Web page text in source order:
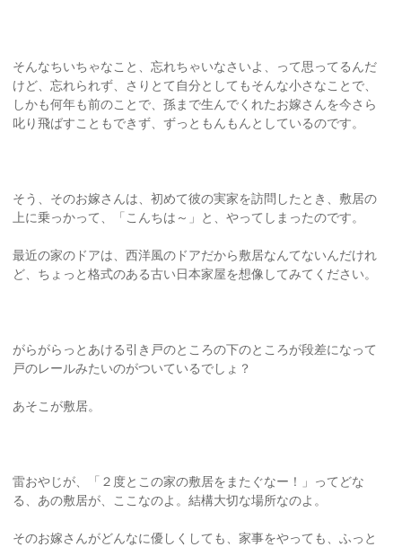
そんなちいちゃなこと、忘れちゃいなさいよ、って思ってるんだ
けど、忘れられず、さりとて自分としてもそんな小さなことで、
しかも何年も前のことで、孫まで生んでくれたお嫁さんを今さら
叱り飛ばすこともできず、ずっともんもんとしているのです。
そう、そのお嫁さんは、初めて彼の実家を訪問したとき、敷居の
上に乗っかって、「こんちは～」と、やってしまったのです。
最近の家のドアは、西洋風のドアだから敷居なんてないんだけれ
ど、ちょっと格式のある古い日本家屋を想像してみてください。
がらがらっとあける引き戸のところの下のところが段差になって
戸のレールみたいのがついているでしょ？
あそこが敷居。
雷おやじが、「２度とこの家の敷居をまたぐなー！」ってどな
る、あの敷居が、ここなのよ。結構大切な場所なのよ。
そのお嫁さんがどんなに優しくしても、家事をやっても、ふっと